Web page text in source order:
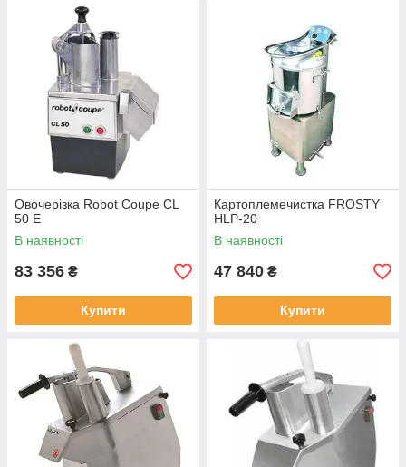
оформивши замовлення на сайті або зателефонувавши за
вказаними на сайті телефонами.
Овочерізка Robot Coupe CL
50 E
В наявності
83 356 ₴
Купити
Картоплемечистка FROSTY
HLP-20
В наявності
47 840 ₴
Купити